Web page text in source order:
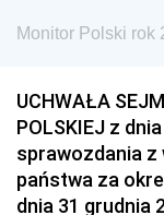
Monitor Polski rok
UCHWAŁA
POLSKIEJ z
sprawozdania z
państwa za
dnia 31 grudnia